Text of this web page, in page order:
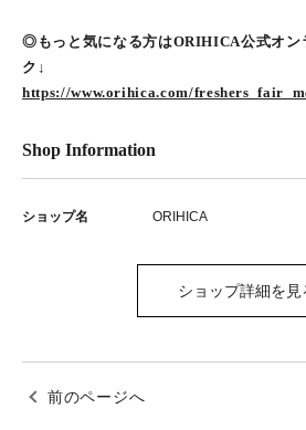
◎もっと気になる方はORIHICA公式オン
ク↓
https://www.orihica.com/
Shop Information
ショップ名 ORIHICA
ショップ詳細を見
前のページへ